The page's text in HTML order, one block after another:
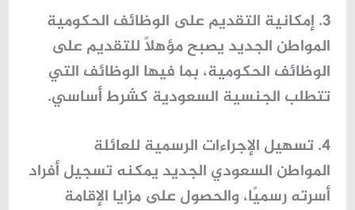
3. إمكانية التقديم على الوظائف الحكومية
المواطن الجديد يصبح مؤهلاً للتقديم على
الوظائف الحكومية، بما فيها الوظائف التي
تتطلب الجنسية السعودية كشرط أساسي.
4. تسهيل الإجراءات الرسمية للعائلة
المواطن السعودي الجديد يمكنه تسجيل أفراد
أسرته رسميًا، والحصول على مزايا الإقامة